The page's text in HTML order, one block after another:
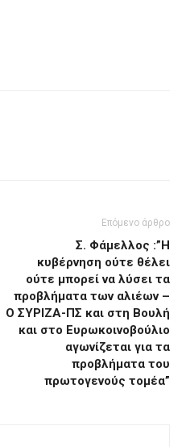
Επόμενο άρθρο
Σ. Φάμελλος :”Η
κυβέρνηση ούτε θέλει
ούτε μπορεί να λύσει τα
προβλήματα των αλιέων –
Ο ΣΥΡΙΖΑ-ΠΣ και στη Βουλή
και στο Ευρωκοινοβούλιο
αγωνίζεται για τα
προβλήματα του
πρωτογενούς τομέα”